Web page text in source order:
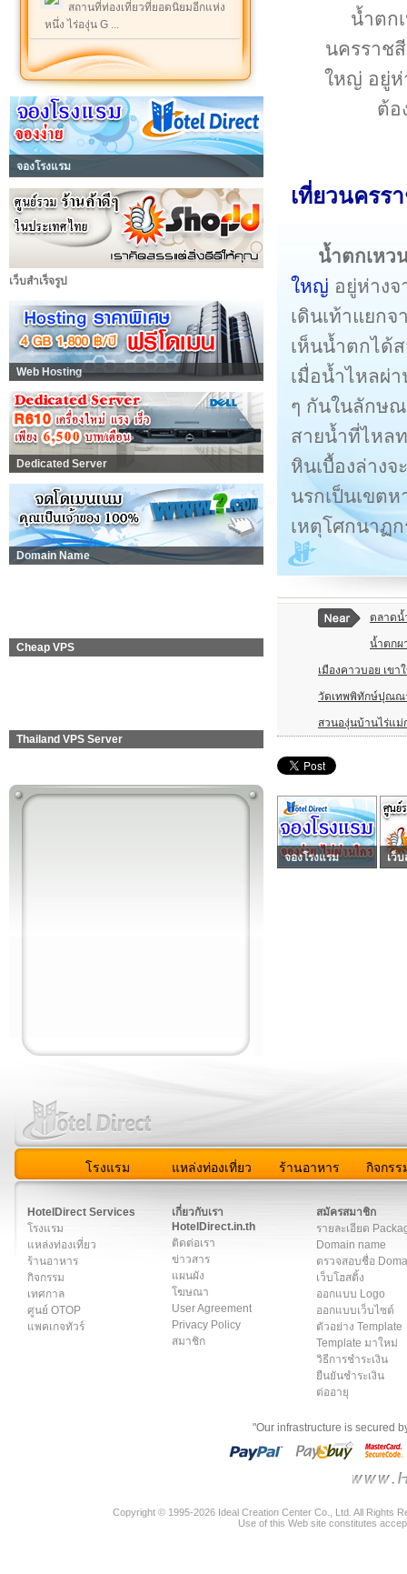
สถานที่ท่องเที่ยวที่ยอดนิยมอีกแห่ง
หนึ่ง ไร่องุ่น G ...
จองโรงแรม
เว็บสำเร็จรูป
Web Hosting
Dedicated Server
Domain Name
Cheap VPS
Thailand VPS Server
น้ำตก
นครราช
ใหญ่ อยู่ห่
ต้อ
เที่ยวนครร
น้ำตกเหว
ใหญ่ อยู่ห่าง
เดินเท้าแยก
เห็นน้ำตกได้
เมื่อน้ำไหลผ่
ๆ กันในลักษณ
สายน้ำที่ไหล
หินเบื้องล่าง
นรกเป็นเขต
เหตุโศกนาฏ
ตลาดน้
น้ำตกผ
เมืองคาวบอย เขา
วัดเทพพิทักษ์ปุณณ
สวนองุ่นบ้านไร่แม่
จองโรงแรม เว็
โรงแรม แหล่งท่องเที่ยว ร้านอาหาร กิจกรร
HotelDirect Services
โรงแรม
แหล่งท่องเที่ยว
ร้านอาหาร
กิจกรรม
เทศกาล
ศูนย์ OTOP
แพคเกจทัวร์
เกี่ยวกับเรา
HotelDirect.in.th
ติดต่อเรา
ข่าวสาร
แผนผัง
โฆษณา
User Agreement
Privacy Policy
สมาชิก
สมัครสมาชิก
รายละเอียด
Domain name
ตรวจสอบชื่อ
เว็บโฮสติ้ง
ออกแบบ Logo
ออกแบบเว็บไซต์
ตัวอย่าง Template
Template มาใหม่
วิธีการชำระเงิน
ยืนยันชำระเงิน
ต่ออายุ
"Our infrastructure is secured
Copyright © 1995-2026 Ideal Creation Center Co., Ltd. All Rights
Use of this Web site constitutes